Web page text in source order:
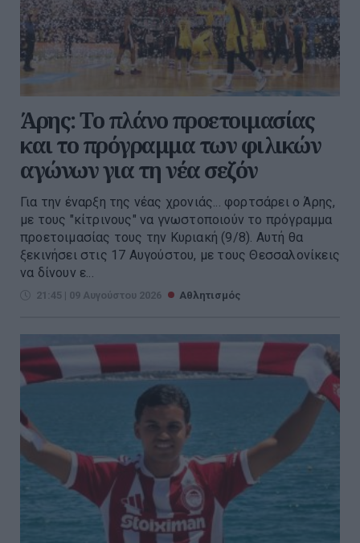
Άρης: Το πλάνο προετοιμασίας
και το πρόγραμμα των φιλικών
αγώνων για τη νέα σεζόν
Για την έναρξη της νέας χρονιάς... φορτσάρει ο Άρης,
με τους "κίτρινους" να γνωστοποιούν το πρόγραμμα
προετοιμασίας τους την Κυριακή (9/8). Αυτή θα
ξεκινήσει στις 17 Αυγούστου, με τους Θεσσαλονίκεις
να δίνουν ε...
21:45 | 09 Αυγούστου 2026 Αθλητισμός